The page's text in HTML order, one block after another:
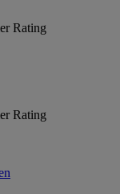
Rating
Rating